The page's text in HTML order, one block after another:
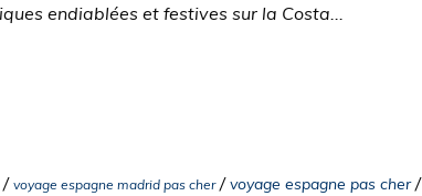
endiablées et festives sur la Costa...
/ voyage espagne madrid pas cher/voyage espagne pas cher/